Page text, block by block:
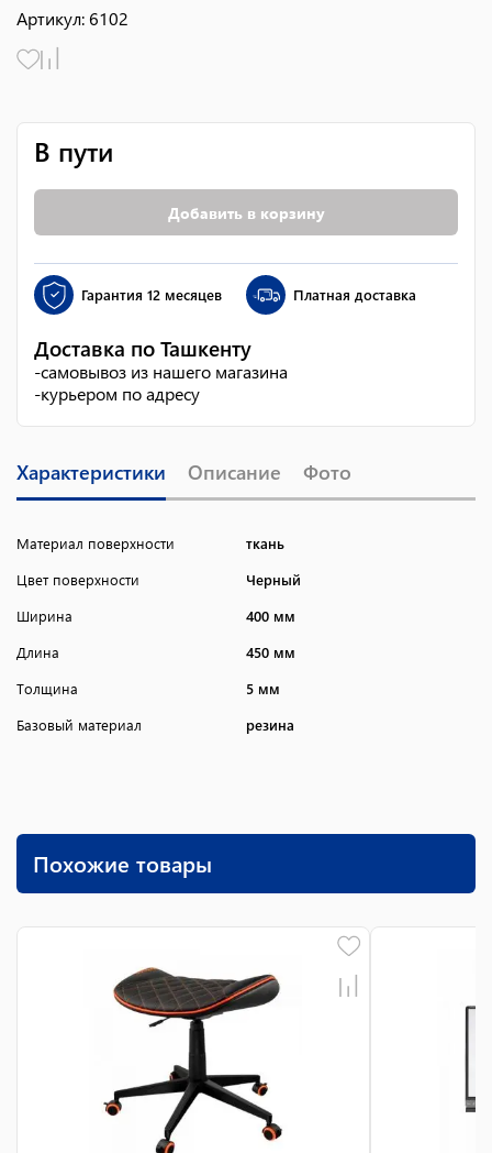
Артикул: 6102
В пути
Добавить в корзину
Гарантия 12 месяцев Платная доставка
Доставка по Ташкенту
-самовывоз из нашего магазина
-курьером по адресу
Характеристики Описание Фото
Материал поверхности
ткань
Цвет поверхности
Черный
Ширина
400 мм
Длина
450 мм
Толщина
5 мм
Базовый материал
резина
Похожие товары